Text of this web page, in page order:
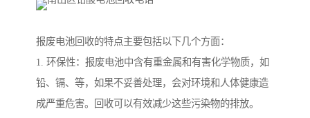
报废电池回收的特点主要包括以下几个方面：
1. 环保性：报废电池中含有重金属和有害化学物质，如
铅、镉、等，如果不妥善处理，会对环境和人体健康造
成严重危害。回收可以有效减少这些污染物的排放。